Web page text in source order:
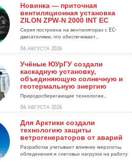
Новинка — приточная
вентиляционная установка
ZILON ZPW-N 2000 INT EC
Серия построена на вентиляторах с EC-
двигателями, что обеспечивает...
06 АВГУСТА 2026
Учёные ЮУрГУ создали
каскадную установку,
объединяющую солнечную и
геотермальную энергию
Природосберегающие технологии...
06 АВГУСТА 2026
Для Арктики создали
технологию защиты
ветрогенераторов от аварий
Разработка учитывает влияние мерзлоты,
обледенения и снеговых нагрузок на работу